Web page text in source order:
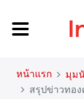
หน้าแรก มุม
สรุปข่าวทอง